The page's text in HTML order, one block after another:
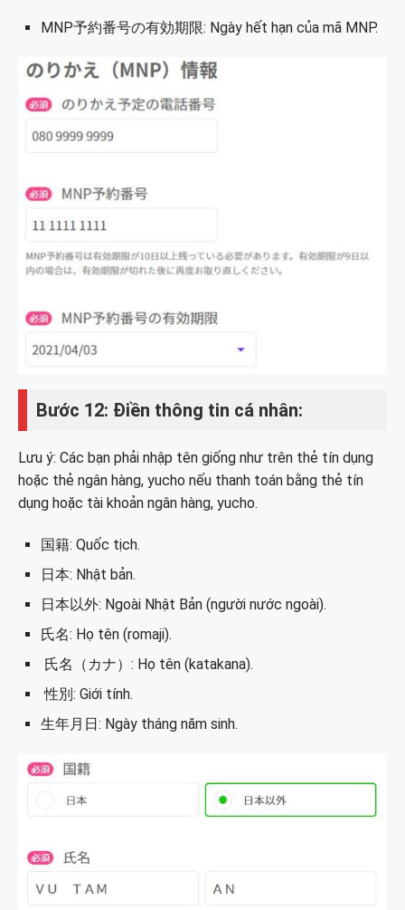
MNP予約番号の有効期限: Ngày hết hạn của mã MNP.
Bước 12: Điền thông tin cá nhân:
Lưu ý: Các bạn phải nhập tên giống như trên thẻ tín dụng
hoặc thẻ ngân hàng, yucho nếu thanh toán bằng thẻ tín
dụng hoặc tài khoản ngân hàng, yucho.
国籍: Quốc tịch.
日本: Nhật bản.
日本以外: Ngoài Nhật Bản (người nước ngoài).
氏名: Họ tên (romaji).
氏名（カナ）: Họ tên (katakana).
性別: Giới tính.
生年月日: Ngày tháng năm sinh.